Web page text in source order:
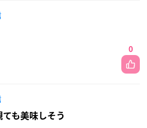
0
も美味しそう